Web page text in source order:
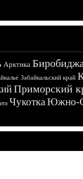
Арктика
Забайкальский край
Приморский
ЧукоткаЮжно-